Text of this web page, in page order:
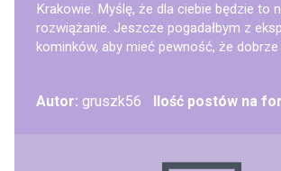
Krakowie. Myślę, że dla ciebie będzie to
rozwiążanie. Jeszcze pogadałbym z
kominków, aby mieć pewność, że
Autor: gruszk56 Ilość postów na